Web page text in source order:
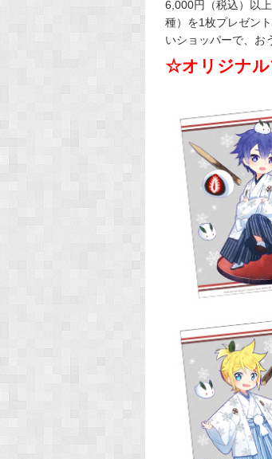
6,000円（税込）以
種）を1枚プレゼン
いショッパーで、お
☆オリジナル